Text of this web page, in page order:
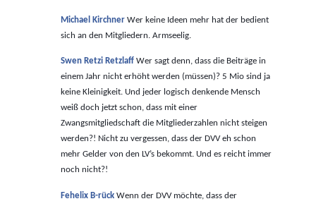
Michael Kirchner Wer keine Ideen mehr hat der bedient
sich an den Mitgliedern. Armseelig.
Swen Retzi Retzlaff Wer sagt denn, dass die Beiträge in
einem Jahr nicht erhöht werden (müssen)? 5 Mio sind ja
keine Kleinigkeit. Und jeder logisch denkende Mensch
weiß doch jetzt schon, dass mit einer
Zwangsmitgliedschaft die Mitgliederzahlen nicht steigen
werden?! Nicht zu vergessen, dass der DVV eh schon
mehr Gelder von den LV’s bekommt. Und es reicht immer
noch nicht?!
Fehelix B-rück Wenn der DVV möchte, dass der